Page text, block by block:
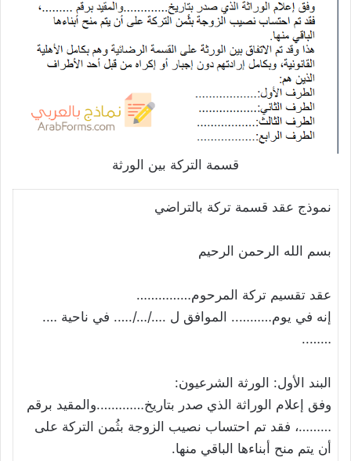
قسمة التركة بين الورثة
نموذج عقد قسمة تركة بالتراضي
بسم الله الرحمن الرحيم
عقد تقسيم تركة المرحوم……………
إنه في يوم……….. الموافق ل .…/…/.…. في ناحية ….
……..
البند الأول: الورثة الشرعيون:
وفق إعلام الوراثة الذي صدر بتاريخ………….والمقيد برقم
………، فقد تم احتساب نصيب الزوجة بثُمن التركة على
أن يتم منح أبناءها الباقي منها.